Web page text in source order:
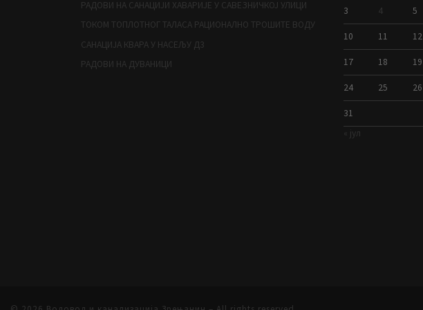
РАДОВИ НА САНАЦИЈИ ХАВАРИЈЕ У САВЕЗНИЧКОЈ УЛИЦИ
ТОКОМ ТОПЛОТНОГ ТАЛАСА РАЦИОНАЛНО ТРОШИТЕ ВОДУ
САНАЦИЈА КВАРА У НАСЕЉУ Д3
РАДОВИ НА ДУВАНИЦИ
3 4 5
10 11 12
17 18 19
24 25 26
31
« јул